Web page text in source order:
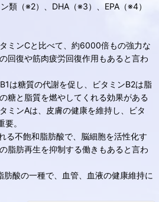
類（※2）、DHA（※3）、EPA（※4）
ミンCと比べて、約6000倍もの強力な
回復や筋肉疲労回復作用もあると言わ
は糖質の代謝を促し、ビタミンB2は脂
糖と脂質を燃やしてくれる効果がある
ミンAは、皮膚の健康を維持し、ビタ
。
不飽和脂肪酸で、脳細胞を活性化す
脂肪再生を抑制する働きもあると言わ
酸の一種で、血管、血液の健康維持に